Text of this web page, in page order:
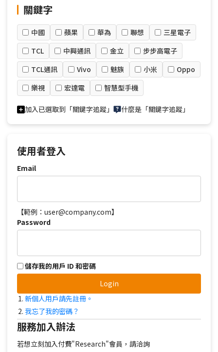
關鍵字
中國 蘋果 華為 聯想
三星電子
TCL
中興通訊 金立
步步高電子
TCL通訊
Vivo 魅族 小米
Oppo
樂視
宏達電 智慧型手機
加入已選取到「關鍵字追蹤」 什麼是「關鍵字追蹤」
使用者登入
Email
【範例：user@company.com】
Password
儲存我的用戶 ID 和密碼
Login
新個人用戶請先註冊。
我忘了我的密碼？
服務加入辦法
若想立刻加入付費"Research"會員，請洽詢